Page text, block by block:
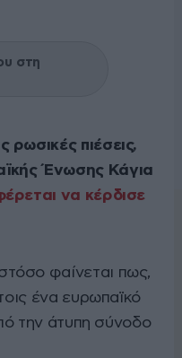
στη
πιέσεις,
Ένωσης Κάγια
να κέρδισε
φαίνεται πως,
ένα ευρωπαϊκό
την άτυπη σύνοδο